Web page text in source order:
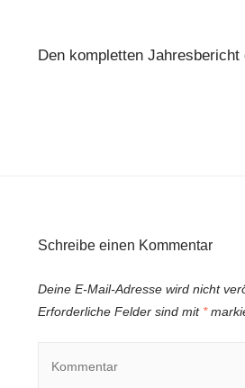
Den kompletten Jahresbericht
Schreibe einen Kommentar
Deine E-Mail-Adresse wird nicht
Erforderliche Felder sind mit *